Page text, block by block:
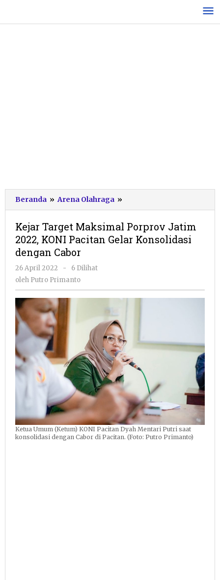
konten
Beranda » Arena Olahraga »
Target
Porprov
Jatim
Konsolidasi
Kejar Target Maksimal Porprov Jatim
2022, KONI Pacitan Gelar Konsolidasi
dengan Cabor
26 April 2022
oleh
Putro
-
6 Dilihat
oleh Putro Primanto
Ketua Umum (Ketum) KONI Pacitan Dyah Mentari Putri saat
konsolidasi dengan Cabor di Pacitan. (Foto: Putro Primanto)